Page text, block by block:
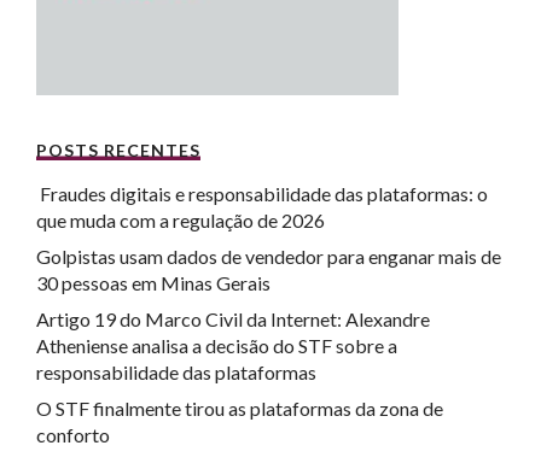
POSTS RECENTES
Fraudes digitais e responsabilidade das plataformas: o
que muda com a regulação de 2026
Golpistas usam dados de vendedor para enganar mais de
30 pessoas em Minas Gerais
Artigo 19 do Marco Civil da Internet: Alexandre
Atheniense analisa a decisão do STF sobre a
responsabilidade das plataformas
O STF finalmente tirou as plataformas da zona de
conforto